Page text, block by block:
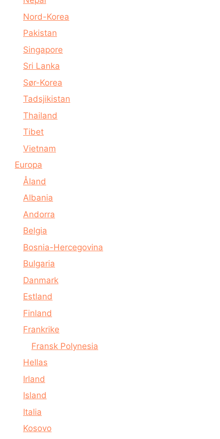
Nord-Korea
Pakistan
Singapore
Sri Lanka
Sør-Korea
Tadsjikistan
Thailand
Tibet
Vietnam
Europa
Åland
Albania
Andorra
Belgia
Bosnia-Hercegovina
Bulgaria
Danmark
Estland
Finland
Frankrike
Fransk Polynesia
Hellas
Irland
Island
Italia
Kosovo